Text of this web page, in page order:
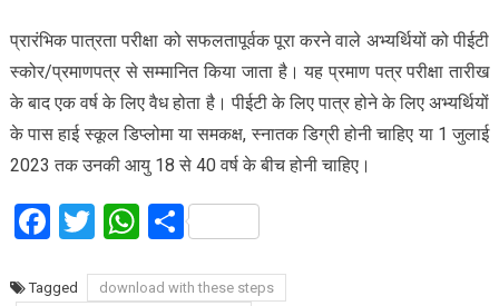
प्रारंभिक पात्रता परीक्षा को सफलतापूर्वक पूरा करने वाले अभ्यर्थियों को पीईटी
स्कोर/प्रमाणपत्र से सम्मानित किया जाता है। यह प्रमाण पत्र परीक्षा तारीख
के बाद एक वर्ष के लिए वैध होता है। पीईटी के लिए पात्र होने के लिए अभ्यर्थियों
के पास हाई स्कूल डिप्लोमा या समकक्ष, स्नातक डिग्री होनी चाहिए या 1 जुलाई
2023 तक उनकी आयु 18 से 40 वर्ष के बीच होनी चाहिए।
Facebook
Twitter
WhatsApp
Share
Tagged
download with these steps